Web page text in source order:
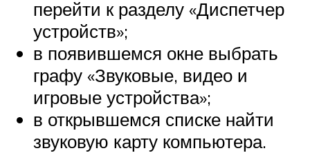
перейти к разделу «Диспетчер
устройств»;
в появившемся окне выбрать
графу «Звуковые, видео и
игровые устройства»;
в открывшемся списке найти
звуковую карту компьютера.